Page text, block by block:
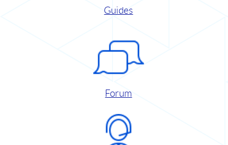
Guides
Forum